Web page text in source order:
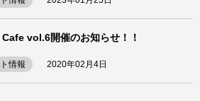
vol.6開催のお知らせ！！
情報 2020年02月4日